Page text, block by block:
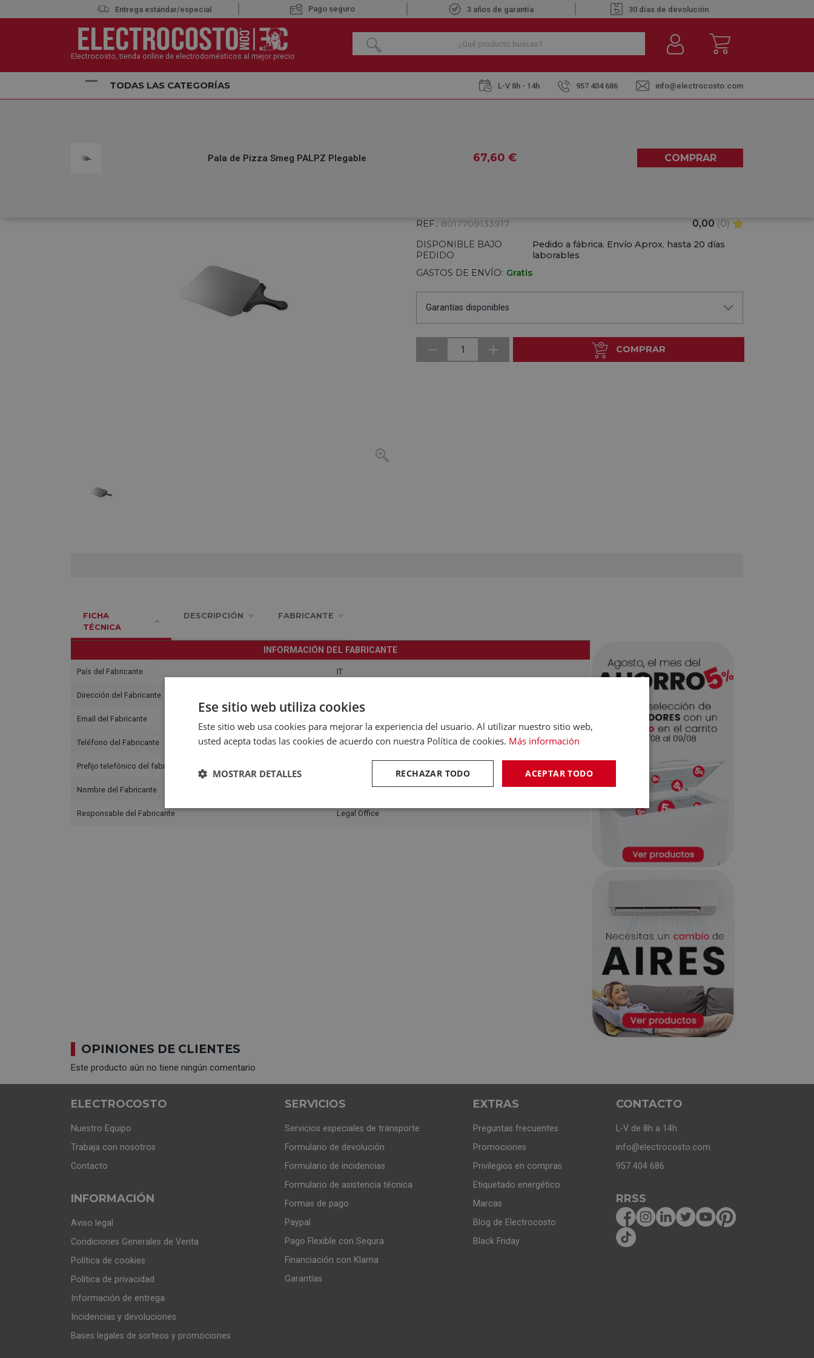
Entrega estándar/especial Pago seguro 3 años de garantía 30 días de devolución
Electrocosto, tienda online de electrodomésticos al mejor precio
TODAS LAS CATEGORÍAS L-V 8h - 14h 957 404 686 info@electrocosto.com
Pala de Pizza Smeg PALPZ Plegable 67,60 € COMPRAR
PALA DE PIZZA SMEG PALPZ PLEGABLE
REF.: 8017709133917 0,00 (0)
DISPONIBLE BAJO
PEDIDO
Pedido a fábrica. Envío Aprox. hasta 20 días
laborables
GASTOS DE ENVÍO: Gratis
Garantías disponibles
1 COMPRAR
FICHA
TÉCNICA
DESCRIPCIÓN FABRICANTE
INFORMACIÓN DEL FABRICANTE
País del Fabricante IT
Dirección del Fabricante
Email del Fabricante
Teléfono del Fabricante 5228211
Prefijo telefónico del fabricante
Nombre del Fabricante SMEG S.P.A.
Responsable del Fabricante Legal Office
OPINIONES DE CLIENTES
Este producto aún no tiene ningún comentario
ELECTROCOSTO
Nuestro Equipo
Trabaja con nosotros
Contacto
INFORMACIÓN
Aviso legal
Condiciones Generales de Venta
Política de cookies
Política de privacidad
Información de entrega
Incidencias y devoluciones
Bases legales de sorteos y promociones
SERVICIOS
Servicios especiales de transporte
Formulario de devolución
Formulario de incidencias
Formulario de asistencia técnica
Formas de pago
Paypal
Pago Flexible con Sequra
Financiación con Klarna
Garantías
EXTRAS
Preguntas frecuentes
Promociones
Privilegios en compras
Etiquetado energético
Marcas
Blog de Electrocosto
Black Friday
CONTACTO
L-V de 8h a 14h
info@electrocosto.com
957 404 686
RRSS
Ese sitio web utiliza cookies
Este sitio web usa cookies para mejorar la experiencia del usuario. Al utilizar nuestro sitio web,
usted acepta todas las cookies de acuerdo con nuestra Política de cookies. Más información
ACEPTAR TODO
RECHAZAR TODO
MOSTRAR DETALLES